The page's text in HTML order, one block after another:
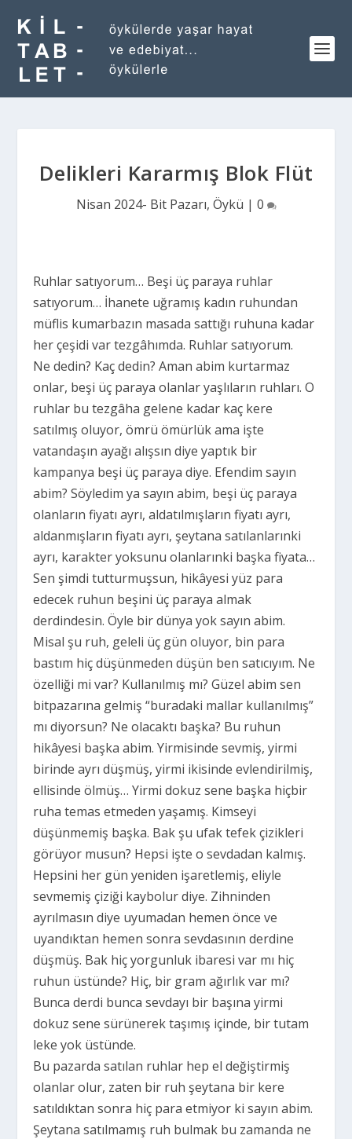
Delikleri Kararmış Blok Flüt
Nisan 2024- Bit Pazarı, Öykü | 0
Ruhlar satıyorum… Beşi üç paraya ruhlar
satıyorum… İhanete uğramış kadın ruhundan
müflis kumarbazın masada sattığı ruhuna kadar
her çeşidi var tezgâhımda. Ruhlar satıyorum.
Ne dedin? Kaç dedin? Aman abim kurtarmaz
onlar, beşi üç paraya olanlar yaşlıların ruhları. O
ruhlar bu tezgâha gelene kadar kaç kere
satılmış oluyor, ömrü ömürlük ama işte
vatandaşın ayağı alışsın diye yaptık bir
kampanya beşi üç paraya diye. Efendim sayın
abim? Söyledim ya sayın abim, beşi üç paraya
olanların fiyatı ayrı, aldatılmışların fiyatı ayrı,
aldanmışların fiyatı ayrı, şeytana satılanlarınki
ayrı, karakter yoksunu olanlarınki başka fiyata…
Sen şimdi tutturmuşsun, hikâyesi yüz para
edecek ruhun beşini üç paraya almak
derdindesin. Öyle bir dünya yok sayın abim.
Misal şu ruh, geleli üç gün oluyor, bin para
bastım hiç düşünmeden düşün ben satıcıyım. Ne
özelliği mi var? Kullanılmış mı? Güzel abim sen
bitpazarına gelmiş “buradaki mallar kullanılmış”
mı diyorsun? Ne olacaktı başka? Bu ruhun
hikâyesi başka abim. Yirmisinde sevmiş, yirmi
birinde ayrı düşmüş, yirmi ikisinde evlendirilmiş,
ellisinde ölmüş… Yirmi dokuz sene başka hiçbir
ruha temas etmeden yaşamış. Kimseyi
düşünmemiş başka. Bak şu ufak tefek çizikleri
görüyor musun? Hepsi işte o sevdadan kalmış.
Hepsini her gün yeniden işaretlemiş, eliyle
sevmemiş çiziği kaybolur diye. Zihninden
ayrılmasın diye uyumadan hemen önce ve
uyandıktan hemen sonra sevdasının derdine
düşmüş. Bak hiç yorgunluk ibaresi var mı hiç
ruhun üstünde? Hiç, bir gram ağırlık var mı?
Bunca derdi bunca sevdayı bir başına yirmi
dokuz sene sürünerek taşımış içinde, bir tutam
leke yok üstünde.
Bu pazarda satılan ruhlar hep el değiştirmiş
olanlar olur, zaten bir ruh şeytana bir kere
satıldıktan sonra hiç para etmiyor ki sayın abim.
Şeytana satılmamış ruh bulmak bu zamanda ne